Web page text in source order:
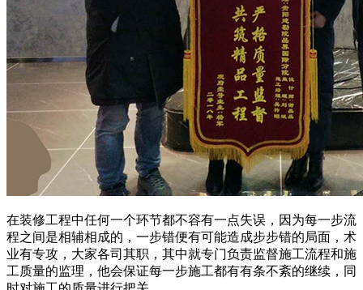
在装修工程中任何一个环节都不容有一点失误，因为每一步流
程之间是相辅相成的，一步错便有可能造成步步错的局面，术
业有专攻，大家各司其职，其中就专门负责监督施工流程和施
工质量的监理，他会保证每一步施工都有有条不紊的继续，同